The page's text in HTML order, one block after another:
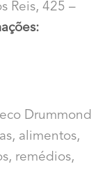
Reis, 425 –
Drummond
alimentos,
remédios,